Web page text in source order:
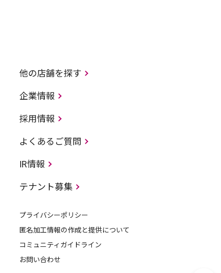
他の店舗を探す
企業情報
採用情報
よくあるご質問
IR情報
テナント募集
プライバシーポリシー
匿名加工情報の作成と提供について
コミュニティガイドライン
お問い合わせ